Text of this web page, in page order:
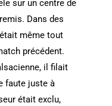
sur un centre de
Dans des
même tout
précédent.
il filait
faute juste à
était exclu,